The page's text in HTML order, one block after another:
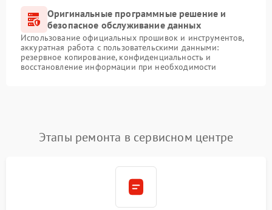
Оригинальные программные решение и
безопасное обслуживание данных
Использование официальных прошивок и инструментов,
аккуратная работа с пользовательскими данными:
резервное копирование, конфиденциальность и
восстановление информации при необходимости
Этапы ремонта в сервисном центре